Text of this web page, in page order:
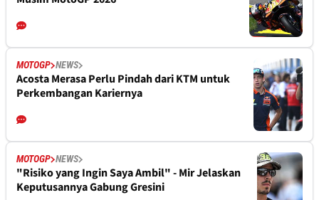
MOTOGP NEWS
Acosta Merasa Perlu Pindah dari KTM untuk
Perkembangan Kariernya
MOTOGP NEWS
"Risiko yang Ingin Saya Ambil" - Mir Jelaskan
Keputusannya Gabung Gresini